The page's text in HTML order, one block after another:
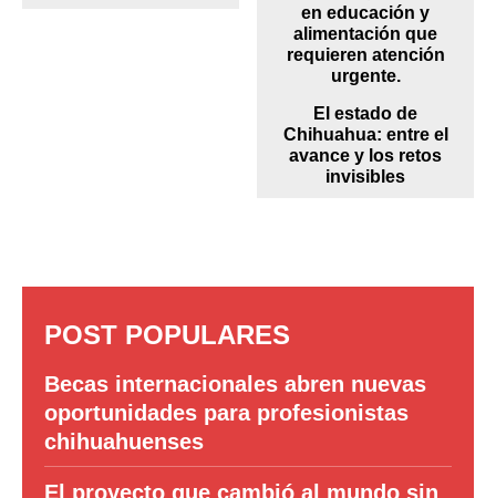
El estado de
Chihuahua: entre el
avance y los retos
invisibles
POST POPULARES
Becas internacionales abren nuevas
oportunidades para profesionistas
chihuahuenses
El proyecto que cambió al mundo sin